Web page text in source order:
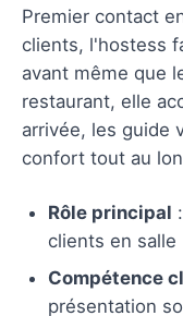
Premier contact
clients, l'hostess
avant même que
restaurant, elle
arrivée, les guide
confort tout au
Rôle principal
clients en salle
Compétence
présentation